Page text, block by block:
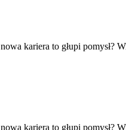
kariera to głupi pomysł?
kariera to głupi pomysł?